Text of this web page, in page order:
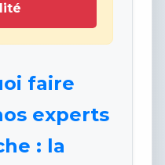
faire
experts
: la